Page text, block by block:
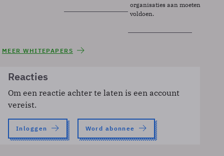
organisaties aan moeten
voldoen.
MEER WHITEPAPERS
Reacties
Om een reactie achter te laten is een account
vereist.
Inloggen Word abonnee